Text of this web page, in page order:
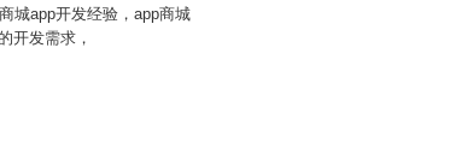
城app开发经验，app商城
开发需求，